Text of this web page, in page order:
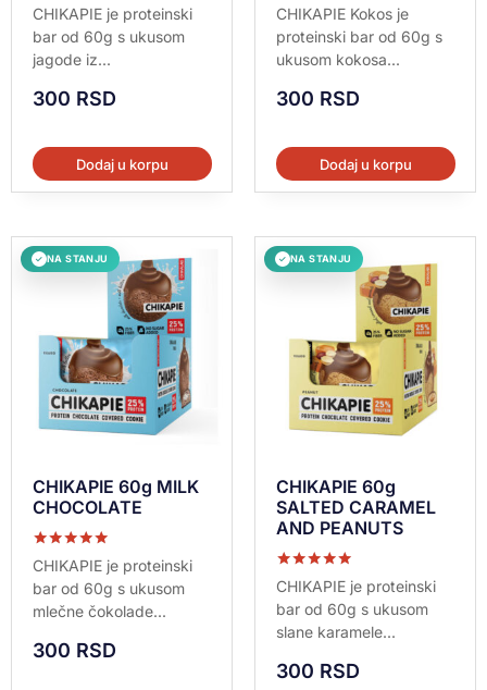
Ocenjeno sa
5.00
od 5
CHIKAPIE je proteinski
bar od 60g s ukusom
jagode iz...
300 RSD
Dodaj u korpu
Ocenjeno sa
5.00
od 5
CHIKAPIE Kokos je
proteinski bar od 60g s
ukusom kokosa...
300 RSD
Dodaj u korpu
✓ NA STANJU
CHIKAPIE 60g MILK
CHOCOLATE
Ocenjeno sa
5.00
od 5
CHIKAPIE je proteinski
bar od 60g s ukusom
mlečne čokolade...
300 RSD
✓ NA STANJU
CHIKAPIE 60g
SALTED CARAMEL
AND PEANUTS
Ocenjeno sa
5.00
od 5
CHIKAPIE je proteinski
bar od 60g s ukusom
slane karamele...
300 RSD